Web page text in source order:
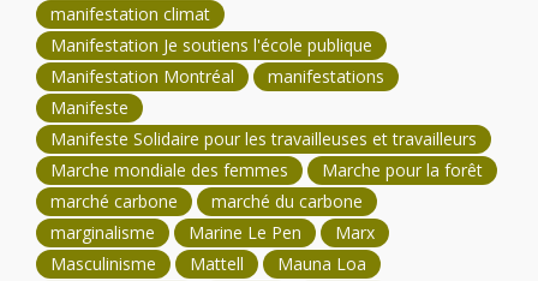
manifestation climat
Manifestation Je soutiens l'école publique
Manifestation Montréal
manifestations
Manifeste
Manifeste Solidaire pour les travailleuses et travailleurs
Marche mondiale des femmes
Marche pour la forêt
marché carbone
marché du carbone
marginalisme
Marine Le Pen
Marx
Masculinisme
Mattell
Mauna Loa